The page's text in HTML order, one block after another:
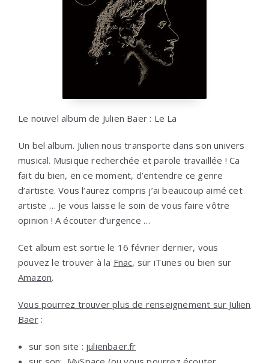
Le nouvel album de Julien Baer : Le La
Un bel album. Julien nous transporte dans son univers
musical. Musique recherchée et parole travaillée ! Ca
fait du bien, en ce moment, d’entendre ce genre
d’artiste. Vous l’aurez compris j’ai beaucoup aimé cet
artiste … Je vous laisse le soin de vous faire vôtre
opinion ! A écouter d’urgence …
Cet album est sortie le 16 février dernier, vous
pouvez le trouver à la Fnac, sur iTunes ou bien sur
Amazon.
Vous pourrez trouver plus de renseignement sur Julien
Baer:
sur son site : julienbaer.fr